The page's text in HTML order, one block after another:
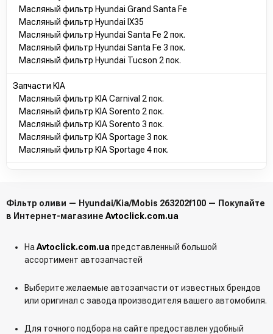
Масляный фильтр Hyundai Grand Santa Fe
Масляный фильтр Hyundai IX35
Масляный фильтр Hyundai Santa Fe 2 пок.
Масляный фильтр Hyundai Santa Fe 3 пок.
Масляный фильтр Hyundai Tucson 2 пок.
Запчасти KIA
Масляный фильтр KIA Carnival 2 пок.
Масляный фильтр KIA Sorento 2 пок.
Масляный фильтр KIA Sorento 3 пок.
Масляный фильтр KIA Sportage 3 пок.
Масляный фильтр KIA Sportage 4 пок.
Фільтр оливи — Hyundai/Kia/Mobis 263202f100 — Покупайте
в Интернет-магазине Avtoclick.com.ua
На Avtoclick.com.ua представленный большой
ассортимент автозапчастей
Выберите желаемые автозапчасти от известных брендов
или оригинал с завода производителя вашего автомобиля.
Для точного подбора на сайте предоставлен удобный